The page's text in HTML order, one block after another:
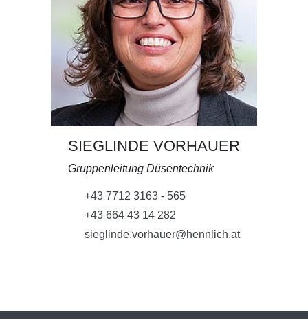
SIEGLINDE VORHAUER
Gruppenleitung Düsentechnik
+43 7712 3163 - 565
+43 664 43 14 282
sieglinde.vorhauer@hennlich.at